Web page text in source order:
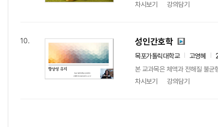
차시보기
강의담기
10. 성인간호학
목포가톨릭대학교 고영혜
본 교과목은 체액과 전해질 불
차시보기
강의담기